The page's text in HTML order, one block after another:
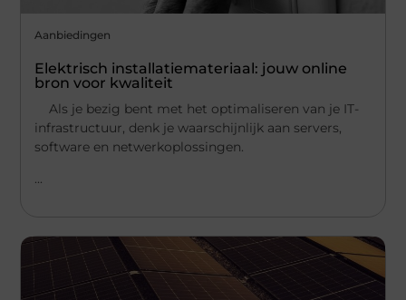
Aanbiedingen
Elektrisch installatiemateriaal: jouw online
bron voor kwaliteit
Als je bezig bent met het optimaliseren van je IT-
infrastructuur, denk je waarschijnlijk aan servers,
software en netwerkoplossingen.
...